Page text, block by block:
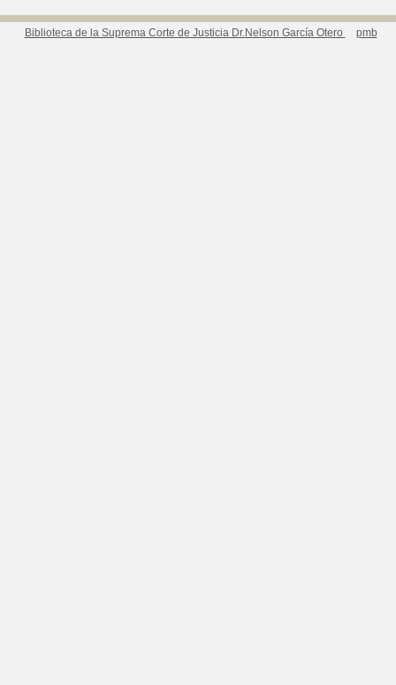
Biblioteca de la Suprema Corte de Justicia Dr.Nelson García Otero pmb